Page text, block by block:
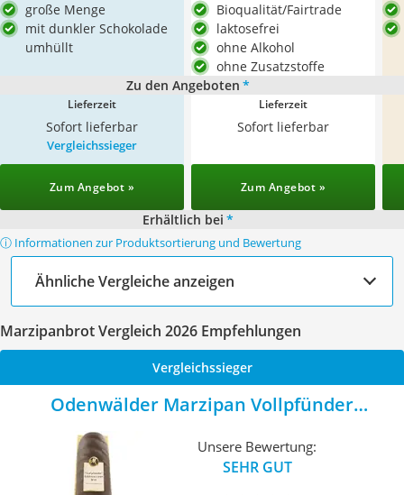
große Menge
mit dunkler Schokolade
umhüllt
Bioqualität/Fairtrade
laktosefrei
ohne Alkohol
ohne Zusatzstoffe
Zu den Angeboten *
Lieferzeit
Sofort lieferbar
Lieferzeit
Sofort lieferbar
Vergleichssieger
Zum Angebot » Zum Angebot »
Erhältlich bei *
ⓘ Informationen zur Produktsortierung und Bewertung
Ähnliche Vergleiche anzeigen
Marzipanbrot Vergleich 2026 Empfehlungen
Vergleichssieger
Odenwälder Marzipan Vollpfünder
Unsere Bewertung:
SEHR GUT